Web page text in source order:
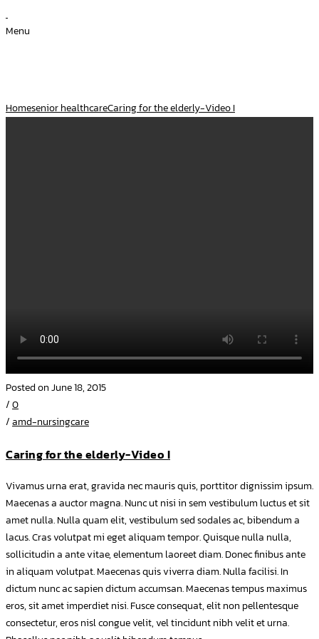
Menu
Homesenior healthcareCaring for the elderly-Video I
Posted on June 18, 2015
/0
/amd-nursingcare
Caring for the elderly-Video I
Vivamus urna erat, gravida nec mauris quis, porttitor dignissim ipsum.
Maecenas a auctor magna. Nunc ut nisi in sem vestibulum luctus et sit
amet nulla. Nulla quam elit, vestibulum sed sodales ac, bibendum a
lacus. Cras volutpat mi eget aliquam tempor. Quisque nulla nulla,
sollicitudin a ante vitae, elementum laoreet diam. Donec finibus ante
in aliquam volutpat. Maecenas quis viverra diam. Nulla facilisi. In
dictum nunc ac sapien dictum accumsan. Maecenas tempus maximus
eros, sit amet imperdiet nisi. Fusce consequat, elit non pellentesque
consectetur, eros nisl congue velit, vel tincidunt nibh velit et urna.